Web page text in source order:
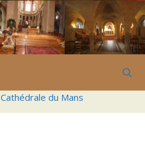
Cathédrale du Mans